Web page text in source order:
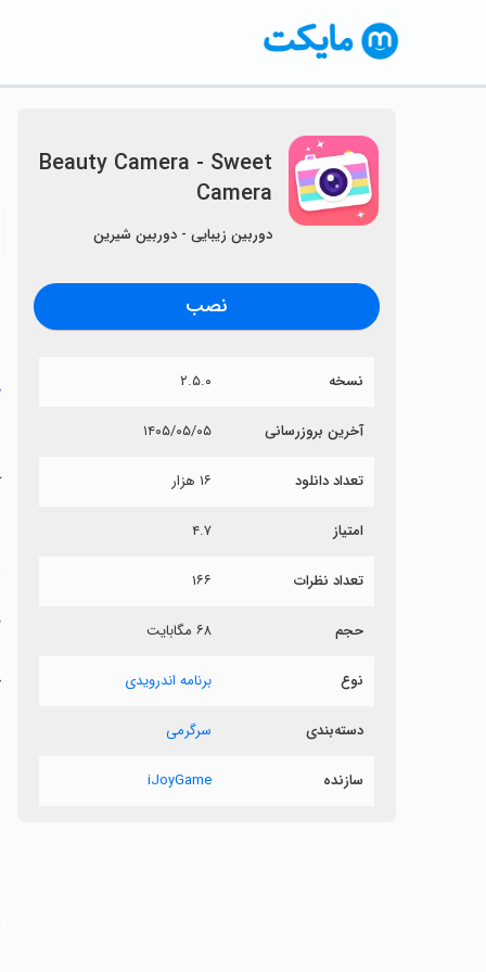
Beauty Camera - Sweet
Camera
دوربین زیبایی - دوربین شیرین
نصب
نسخه ۲.۵.۰
آخرین بروزرسانی ۱۴۰۵/۰۵/۰۵
تعداد دانلود ۱۶ هزار
امتیاز ۴.۷
تعداد نظرات ۱۶۶
حجم ۶۸ مگابایت
نوع برنامه اندرویدی
دسته‌بندی سرگرمی
سازنده iJoyGame